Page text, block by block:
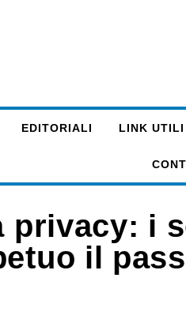
EDITORIALI LINK UTILI
privacy: i
il